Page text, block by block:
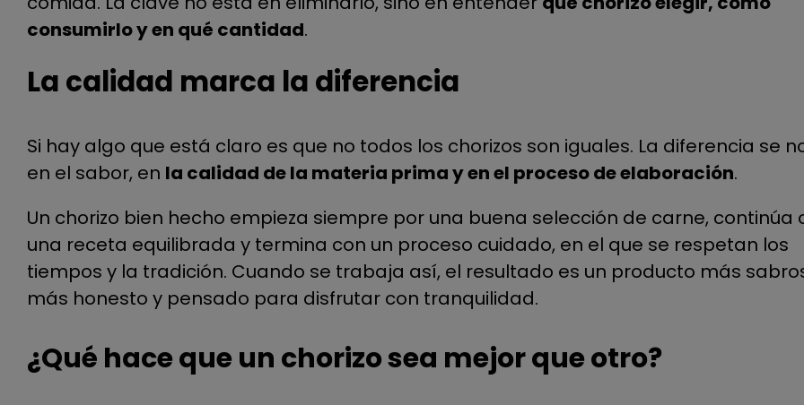
consumirlo y en qué cantidad.
La calidad marca la diferencia
Si hay algo que está claro es que no todos los chorizos son iguales. La diferencia se
en el sabor, en la calidad de la materia prima y en el proceso de elaboración.
Un chorizo bien hecho empieza siempre por una buena selección de carne, continúa
una receta equilibrada y termina con un proceso cuidado, en el que se respetan los
tiempos y la tradición. Cuando se trabaja así, el resultado es un producto más
más honesto y pensado para disfrutar con tranquilidad.
¿Qué hace que un chorizo sea mejor que otro?